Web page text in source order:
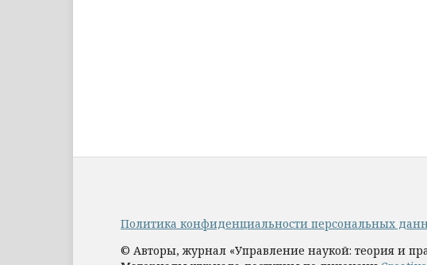
Политика конфиденциальности персональных
© Авторы, журнал «Управление наукой: теория и